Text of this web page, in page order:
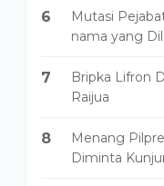
6
Mutasi
nama yang
7
Bripka Lifron
Raijua
8
Menang
Diminta